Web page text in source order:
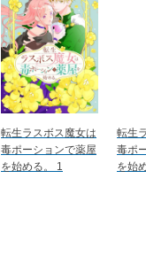
転生ラスボス魔女は
毒ポーションで薬屋
を始める。 1
転生
毒ポ
を始